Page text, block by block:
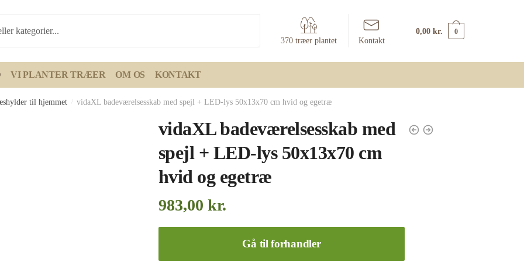
370 træer plantet Kontakt
0,00 kr. 0
VI PLANTER TRÆER OM OS KONTAKT
til hjemmet vidaXL badeværelsesskab med spejl + LED-lys 50x13x70 cm hvid og egetræ
vidaXL badeværelsesskab med
spejl + LED-lys 50x13x70 cm
hvid og egetræ
983,00 kr.
Gå til forhandler